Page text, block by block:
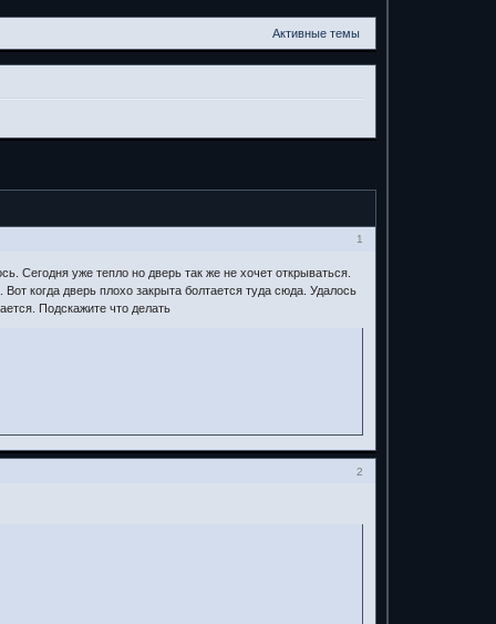
Активные темы
1
Сегодня уже тепло но дверь так же не хочет открываться.
когда дверь плохо закрыта болтается туда сюда. Удалось
Подскажите что делать
2